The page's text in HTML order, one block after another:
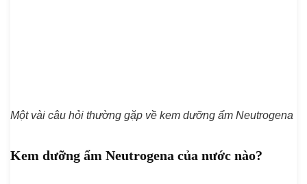
Một vài câu hỏi thường gặp về kem dưỡng ẩm Neutrogena
Kem dưỡng ẩm Neutrogena của nước nào?